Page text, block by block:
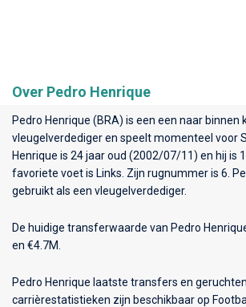
Over Pedro Henrique
Pedro Henrique (BRA) is een een naar binnen
vleugelverdediger en speelt momenteel voor
Henrique is 24 jaar oud (2002/07/11) en hij is
favoriete voet is Links. Zijn rugnummer is 6.
gebruikt als een vleugelverdediger.
De huidige transferwaarde van Pedro
en €4.7M.
Pedro Henrique laatste transfers en
carrièrestatistieken zijn beschikbaar op